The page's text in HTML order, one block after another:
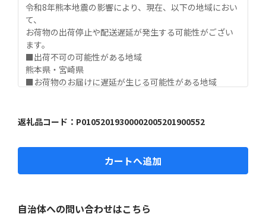
令和8年熊本地震の影響により、現在、以下の地域におい
て、
お荷物の出荷停止や配送遅延が発生する可能性がござい
ます。
■出荷不可の可能性がある地域
熊本県・宮崎県
■お荷物のお届けに遅延が生じる可能性がある地域
ますようお願い申し上げます。
ターはカレンダー通りにお休みをいただきます。
返礼品コード： P01052019300002005201900552
カートへ追加
自治体への問い合わせはこちら